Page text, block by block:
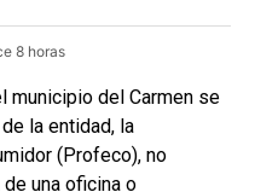
8 horas
municipio del Carmen se
la entidad, la
(Profeco), no
una oficina o